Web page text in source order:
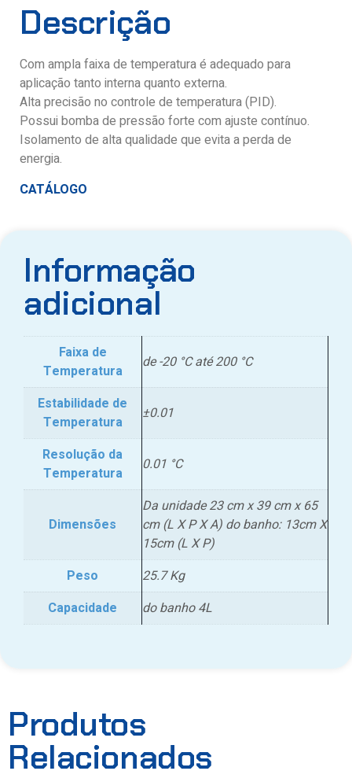
Descrição
Com ampla faixa de temperatura é adequado para
aplicação tanto interna quanto externa.
Alta precisão no controle de temperatura (PID).
Possui bomba de pressão forte com ajuste contínuo.
Isolamento de alta qualidade que evita a perda de
energia.
CATÁLOGO
Informação
adicional
Faixa de
Temperatura
de -20 °C até 200 °C
Estabilidade de
Temperatura
±0.01
Resolução da
Temperatura
0.01 °C
Dimensões
Da unidade 23 cm x 39 cm x 65
cm (L X P X A) do banho: 13cm X
15cm (L X P)
Peso
25.7 Kg
Capacidade
do banho 4L
Produtos
Relacionados